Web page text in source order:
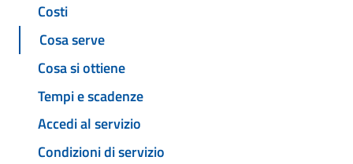
Costi
Cosa serve
Cosa si ottiene
Tempi e scadenze
Accedi al servizio
Condizioni di servizio